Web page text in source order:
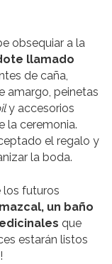
obsequiar a la
llamado
de caña,
amargo, peinetas
y accesorios
la ceremonia.
el regalo y
la boda.
los futuros
un baño
que
estarán listos